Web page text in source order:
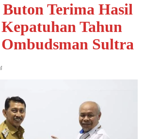
Terima Hasil
Tahun
Sultra